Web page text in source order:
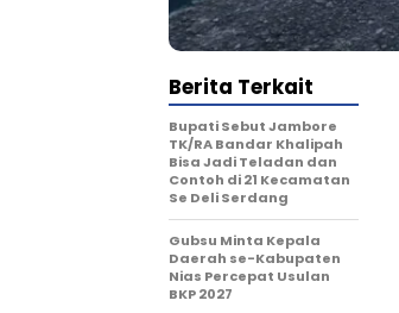
Berita Terkait
Bupati Sebut Jambore
TK/RA Bandar Khalipah
Bisa Jadi Teladan dan
Contoh di 21 Kecamatan
Se Deli Serdang
Gubsu Minta Kepala
Daerah se-Kabupaten
Nias Percepat Usulan
BKP 2027